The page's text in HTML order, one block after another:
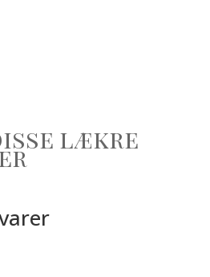
lækre